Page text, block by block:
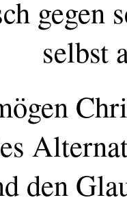
gegen
selbst
den